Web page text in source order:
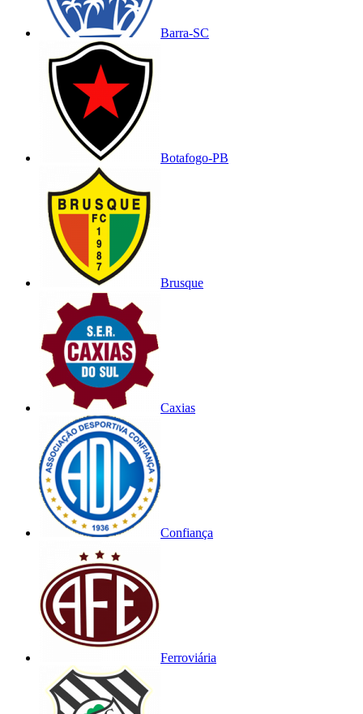
Barra-SC
Botafogo-PB
Brusque
Caxias
Confiança
Ferroviária